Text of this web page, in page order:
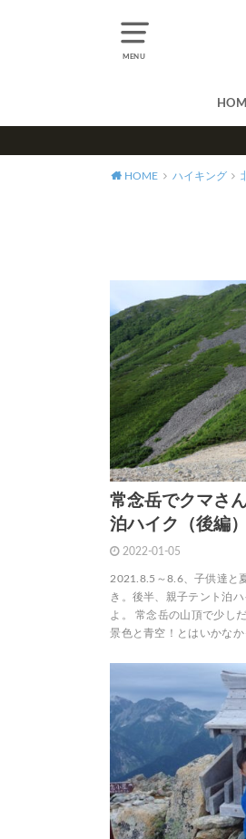
MENU
HOME ハイキング
常念岳でクマさ
泊ハイク（後編）
2022-01-05
2021.8.5～8.6、子供達と
き。後半、親子テント泊
よ。 常念岳の山頂で少し
景色と青空！とはいかなか